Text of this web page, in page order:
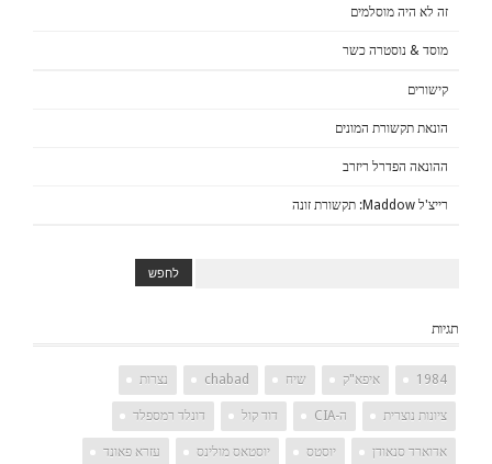
זה לא היה מוסלמים
מוסד & נוסטרה כשר
קישורים
הונאת תקשורת המונים
ההונאה הפדרל ריזרב
רייצ'ל Maddow: תקשורת זונה
תגיות
1984 איפא"ק שיח chabad נצרות
ציונות נוצרית ה-CIA דוד קול דונלד רמספלד
אדוארד סנאודן יוסטס יוסטאס מולינס עזרא פאונד